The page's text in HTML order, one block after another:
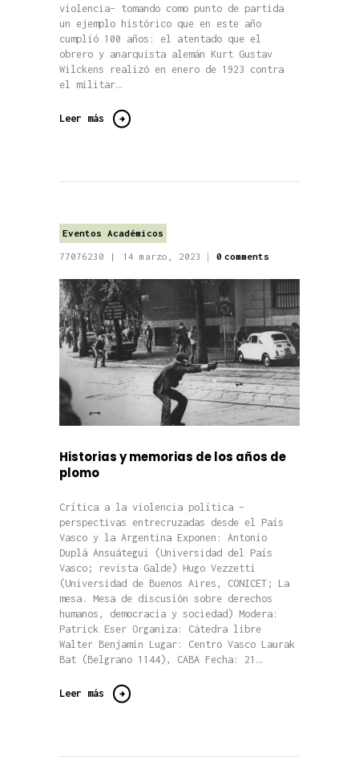
violencia– tomando como punto de partida
un ejemplo histórico que en este año
cumplió 100 años: el atentado que el
obrero y anarquista alemán Kurt Gustav
Wilckens realizó en enero de 1923 contra
el militar…
Leer más
Eventos Académicos
77076230 14 marzo, 2023 0 comments
Historias y memorias de los años de
plomo
Crítica a la violencia política –
perspectivas entrecruzadas desde el País
Vasco y la Argentina Exponen: Antonio
Duplá Ansuátegui (Universidad del País
Vasco; revista Galde) Hugo Vezzetti
(Universidad de Buenos Aires, CONICET; La
mesa. Mesa de discusión sobre derechos
humanos, democracia y sociedad) Modera:
Patrick Eser Organiza: Cátedra libre
Walter Benjamin Lugar: Centro Vasco Laurak
Bat (Belgrano 1144), CABA Fecha: 21…
Leer más